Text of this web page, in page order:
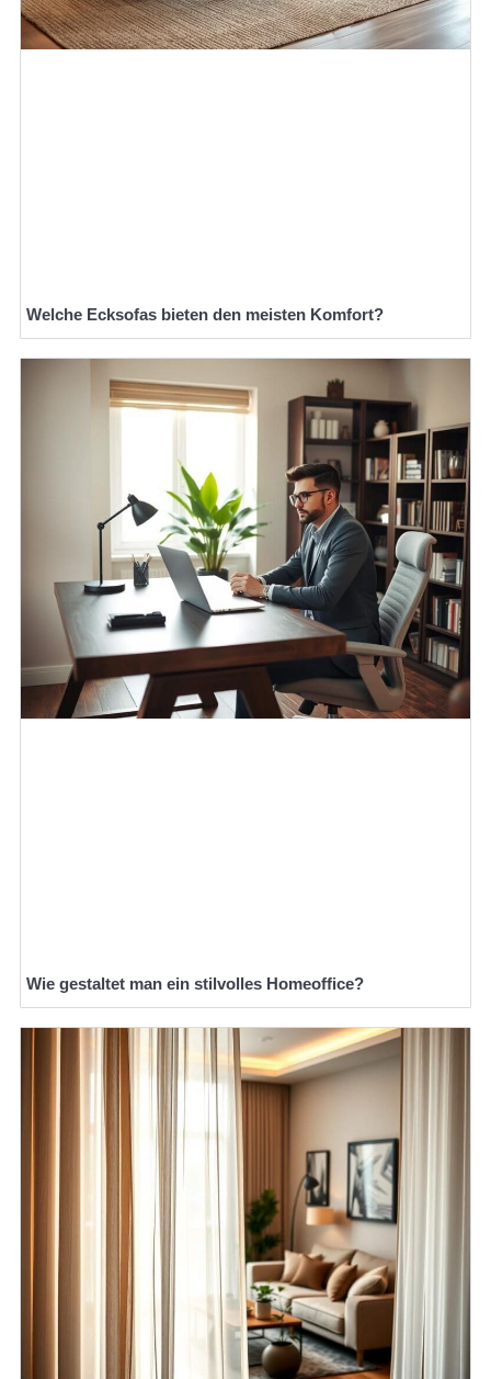
Welche Ecksofas bieten den meisten Komfort?
Wie gestaltet man ein stilvolles Homeoffice?